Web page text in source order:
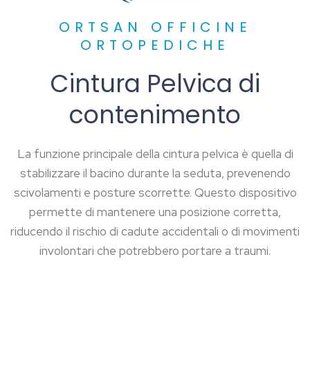
ORTSAN OFFICINE
ORTOPEDICHE
Cintura Pelvica di
contenimento
La funzione principale della cintura pelvica è quella di
stabilizzare il bacino durante la seduta, prevenendo
scivolamenti e posture scorrette. Questo dispositivo
permette di mantenere una posizione corretta,
riducendo il rischio di cadute accidentali o di movimenti
involontari che potrebbero portare a traumi.